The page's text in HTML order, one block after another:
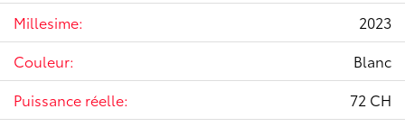
Millesime:
2023
Couleur:
Blanc
Puissance réelle:
72 CH